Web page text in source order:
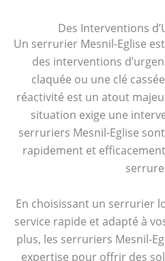
Des Interventions
Un serrurier Mesnil-Eglise
des interventions
claquée ou une clé
réactivité est un atout
situation exige une
serruriers Mesnil-Eglise
rapidement et
En choisissant un serrurier
service rapide et adapté à
plus, les serruriers Mesnil-
expertise pour offrir des